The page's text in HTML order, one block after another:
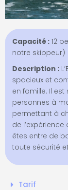
Capacité : 12
notre skippeur)
Description :
spacieux et
en famille. Il
personnes à
permettant à
de
êtes entre de
toute sécurité
Tarif